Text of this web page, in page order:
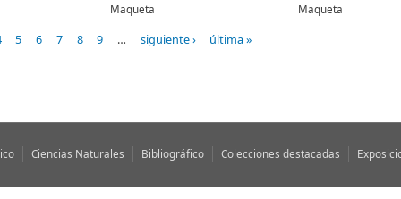
Maqueta
Maqueta
5 6 7 8 9 … siguiente › última »
Ciencias Naturales Bibliográfico Colecciones destacadas